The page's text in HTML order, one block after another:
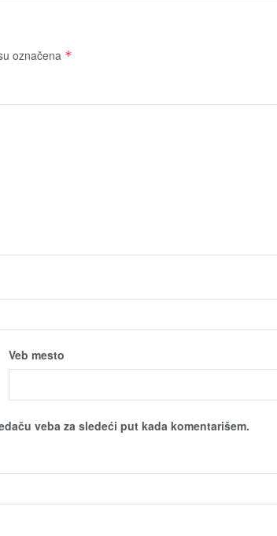
označena *
Veb mesto
veba za sledeći put kada komentarišem.